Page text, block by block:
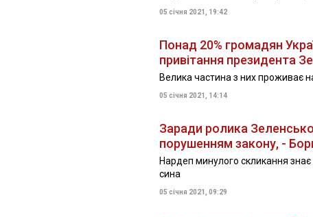
05 січня 2021, 19:42
Понад 20% громадян
привітання президента
Велика частина з них проживає
05 січня 2021, 14:14
Заради ролика
порушенням закону, -
Нардеп минулого скликання
сина
05 січня 2021, 09:29